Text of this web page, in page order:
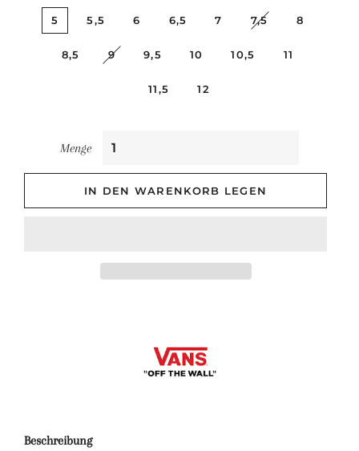
5 5,5 6 6,5 7 7,5 8
8,5 9 9,5 10 10,5 11
11,5 12
Menge
IN DEN WARENKORB LEGEN
Beschreibung